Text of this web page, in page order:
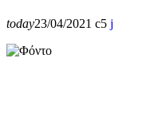
today23/04/2021 5